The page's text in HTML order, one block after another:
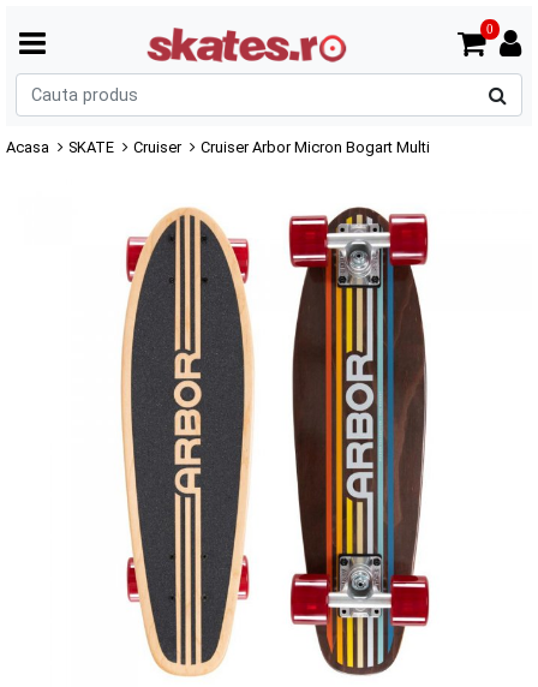
0
Acasa SKATE Cruiser Cruiser Arbor Micron Bogart Multi